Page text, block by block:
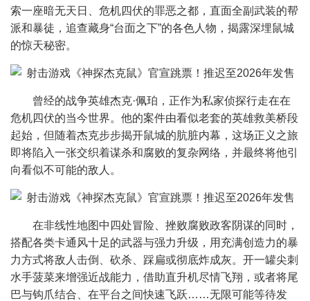
索一座暗无天日、危机四伏的罪恶之都，直面全副武装的帮
派和暴徒，追查藏身“台面之下”的各色人物，揭露深埋鼠城
的惊天秘密。
曾经的战争英雄杰克·佩珀，正作为私家侦探行走在在
危机四伏的当今世界。他的案件由看似老套的英雄救美桥段
起始，但随着杰克步步揭开鼠城的肮脏内幕，这场正义之旅
即将陷入一张交织着谋杀和腐败的复杂网络，并最终将他引
向看似不可能的敌人。
在非线性地图中四处冒险、挫败腐败政客阴谋的同时，
搭配各类卡通风十足的武器与强力升级，用充满创造力的暴
力方式将敌人击倒、砍杀、踩扁或彻底炸成灰。开一罐尖刺
水手菠菜来增强近战能力，借助直升机尽情飞翔，或者将尾
巴与钩爪结合、在平台之间快速飞跃……无限可能等待发